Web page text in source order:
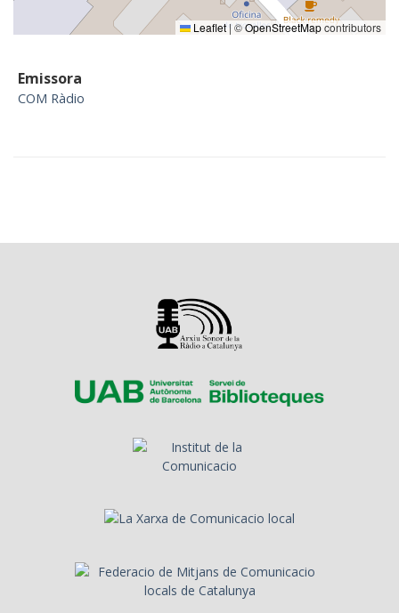
Leaflet|©OpenStreetMapcontributors
Emissora
COM Ràdio